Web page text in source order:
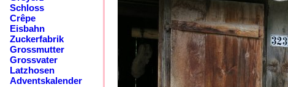
Schloss
Crêpe
Eisbahn
Zuckerfabrik
Grossmutter
Grossvater
Latzhosen
Adventskalender